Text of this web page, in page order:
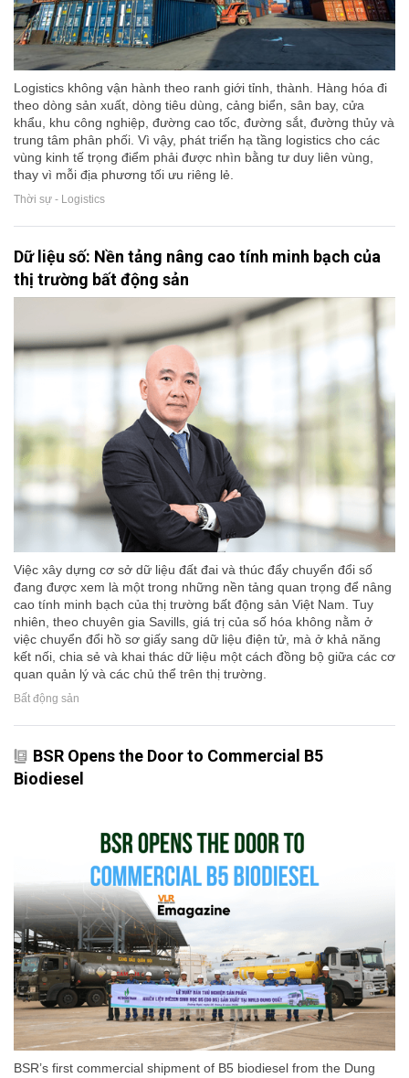
Logistics không vận hành theo ranh giới tỉnh, thành. Hàng hóa đi
theo dòng sản xuất, dòng tiêu dùng, cảng biển, sân bay, cửa
khẩu, khu công nghiệp, đường cao tốc, đường sắt, đường thủy và
trung tâm phân phối. Vì vậy, phát triển hạ tầng logistics cho các
vùng kinh tế trọng điểm phải được nhìn bằng tư duy liên vùng,
thay vì mỗi địa phương tối ưu riêng lẻ.
Thời sự - Logistics
Dữ liệu số: Nền tảng nâng cao tính minh bạch của
thị trường bất động sản
Việc xây dựng cơ sở dữ liệu đất đai và thúc đẩy chuyển đổi số
đang được xem là một trong những nền tảng quan trọng để nâng
cao tính minh bạch của thị trường bất động sản Việt Nam. Tuy
nhiên, theo chuyên gia Savills, giá trị của số hóa không nằm ở
việc chuyển đổi hồ sơ giấy sang dữ liệu điện tử, mà ở khả năng
kết nối, chia sẻ và khai thác dữ liệu một cách đồng bộ giữa các cơ
quan quản lý và các chủ thể trên thị trường.
Bất động sản
BSR Opens the Door to Commercial B5
Biodiesel
BSR’s first commercial shipment of B5 biodiesel from the Dung